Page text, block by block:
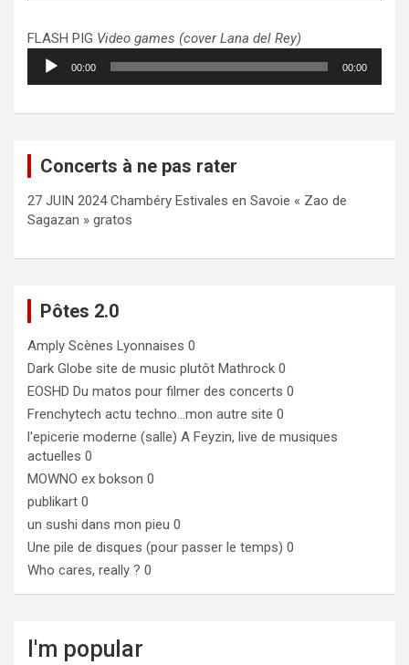
FLASH PIG Video games (cover Lana del Rey)
Lecteur
audio
00:00 00:00
Concerts à ne pas rater
27 JUIN 2024 Chambéry Estivales en Savoie « Zao de
Sagazan » gratos
Pôtes 2.0
Amply Scènes Lyonnaises 0
Dark Globe site de music plutôt Mathrock 0
EOSHD Du matos pour filmer des concerts 0
Frenchytech actu techno…mon autre site 0
l'epicerie moderne (salle) A Feyzin, live de musiques
actuelles 0
MOWNO ex bokson 0
publikart 0
un sushi dans mon pieu 0
Une pile de disques (pour passer le temps) 0
Who cares, really ? 0
I'm popular